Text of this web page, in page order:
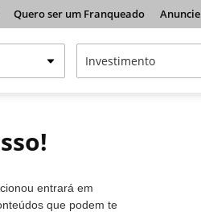
Quero ser um Franqueado Anuncie
entrará em
que podem te